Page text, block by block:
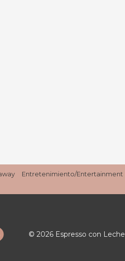
Entretenimiento/Entertainment
© 2026 Espresso con Leche